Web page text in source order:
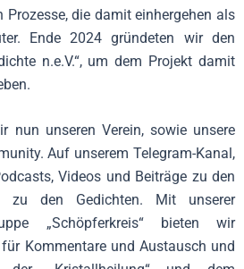
Prozesse, die damit einhergehen als
Ende 2024 gründeten wir den
n.e.V.“, um dem Projekt damit
nun unseren Verein, sowie unsere
Auf unserem Telegram-Kanal,
Videos und Beiträge zu den
zu den Gedichten. Mit unserer
„Schöpferkreis“ bieten wir
Kommentare und Austausch und